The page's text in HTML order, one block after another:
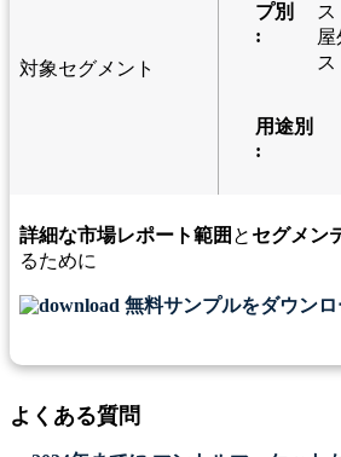
対象セグメント
プ別
:
ス
ス
用途別
:
詳細な市場レポート範囲 と セグメン
るために
無料サンプルをダウンロ
よくある質問